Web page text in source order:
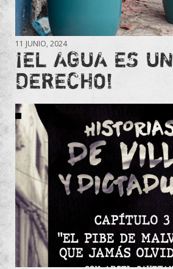
11 JUNIO, 2024
¡EL AGUA ES UN
DERECHO!